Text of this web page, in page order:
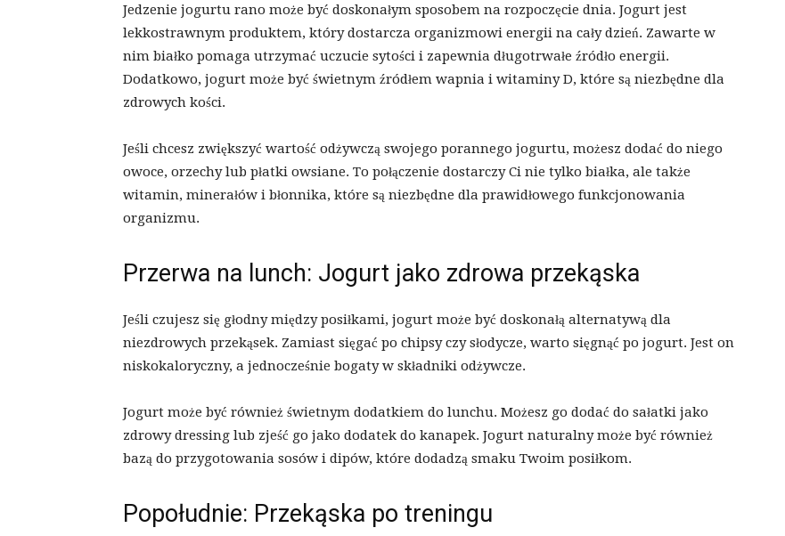
Jedzenie jogurtu rano może być doskonałym sposobem na rozpoczęcie dnia. Jogurt jest
lekkostrawnym produktem, który dostarcza organizmowi energii na cały dzień. Zawarte w
nim białko pomaga utrzymać uczucie sytości i zapewnia długotrwałe źródło energii.
Dodatkowo, jogurt może być świetnym źródłem wapnia i witaminy D, które są niezbędne dla
zdrowych kości.
Jeśli chcesz zwiększyć wartość odżywczą swojego porannego jogurtu, możesz dodać do niego
owoce, orzechy lub płatki owsiane. To połączenie dostarczy Ci nie tylko białka, ale także
witamin, minerałów i błonnika, które są niezbędne dla prawidłowego funkcjonowania
organizmu.
Przerwa na lunch: Jogurt jako zdrowa przekąska
Jeśli czujesz się głodny między posiłkami, jogurt może być doskonałą alternatywą dla
niezdrowych przekąsek. Zamiast sięgać po chipsy czy słodycze, warto sięgnąć po jogurt. Jest on
niskokaloryczny, a jednocześnie bogaty w składniki odżywcze.
Jogurt może być również świetnym dodatkiem do lunchu. Możesz go dodać do sałatki jako
zdrowy dressing lub zjeść go jako dodatek do kanapek. Jogurt naturalny może być również
bazą do przygotowania sosów i dipów, które dodadzą smaku Twoim posiłkom.
Popołudnie: Przekąska po treningu